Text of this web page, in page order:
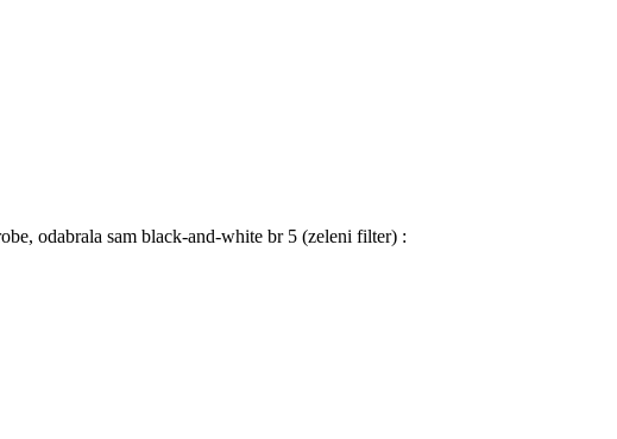
odabrala sam black-and-white br 5 (zeleni filter) :